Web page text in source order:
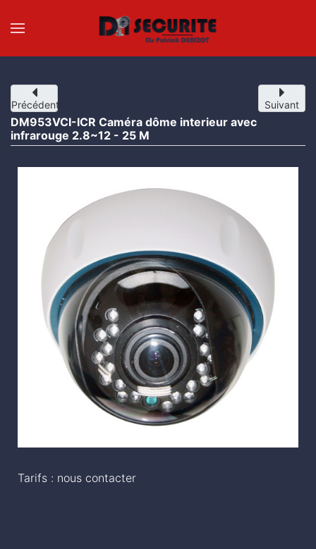
Accéder au contenu principal
Précédent Suivant
DM953VCI-ICR Caméra dôme interieur avec
infrarouge 2.8~12 - 25 M
Tarifs : nous contacter